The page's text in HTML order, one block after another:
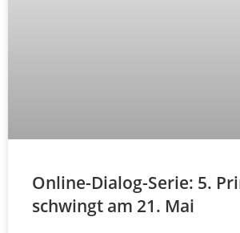
Online-Dialog-Serie: 5.
schwingt am 21. Mai